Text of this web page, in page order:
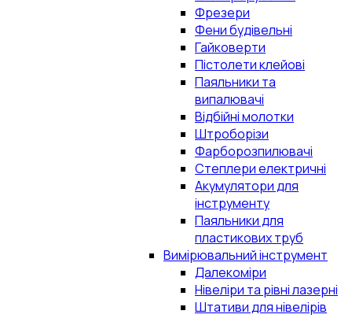
Фрезери
Фени будівельні
Гайковерти
Пістолети клейові
Паяльники та
випалювачі
Відбійні молотки
Штроборізи
Фарборозпилювачі
Степлери електричні
Акумулятори для
інструменту
Паяльники для
пластикових труб
Вимірювальний інструмент
Далекоміри
Нівеліри та рівні лазерні
Штативи для нівелірів